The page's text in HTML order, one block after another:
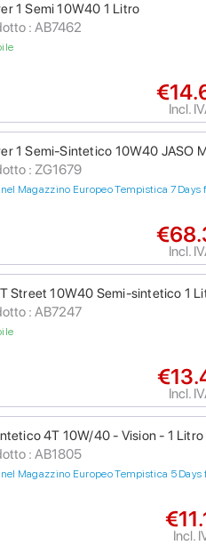
1 Semi 10W40 1 Litro
: AB7462
Incl.
1 Semi-Sintetico 10W40 JASO
: ZG1679
Magazzino Europeo Tempistica 7 Days
Incl.
Street 10W40 Semi-sintetico 1
: AB7247
Incl.
4T 10W/40 - Vision - 1 Litro
: AB1805
Magazzino Europeo Tempistica 5 Days
Incl.